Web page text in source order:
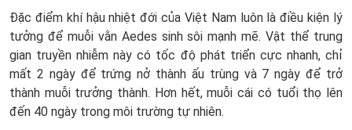
Đặc điểm khí hậu nhiệt đới của Việt Nam luôn là điều kiện lý
tưởng để muỗi vằn Aedes sinh sôi mạnh mẽ. Vật thể trung
gian truyền nhiễm này có tốc độ phát triển cực nhanh, chỉ
mất 2 ngày để trứng nở thành ấu trùng và 7 ngày để trở
thành muỗi trưởng thành. Hơn hết, muỗi cái có tuổi thọ lên
đến 40 ngày trong môi trường tự nhiên.